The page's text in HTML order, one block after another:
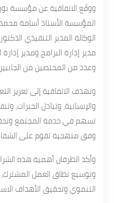
ووقّع الاتفاقية عن مؤسسة
المؤسسة الأستاذ أسامة
الوكالة المدير التنفيذي
مدير إدارة البرامج ومدير
وعدد من المختصين من
وتهدف الاتفاقية إلى تعزيز
والإنسانية، وتبادل الخبرات،
تسهم في خدمة المجتمع
وفق منهجية تقوم على
وأكد الطرفان أهمية هذه
وتوسيع نطاق العمل
التنموي وتحقيق الأهداف